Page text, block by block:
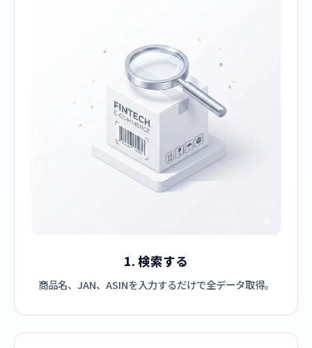
1. 検索する
商品名、JAN、ASINを入力するだけで全データ取得。